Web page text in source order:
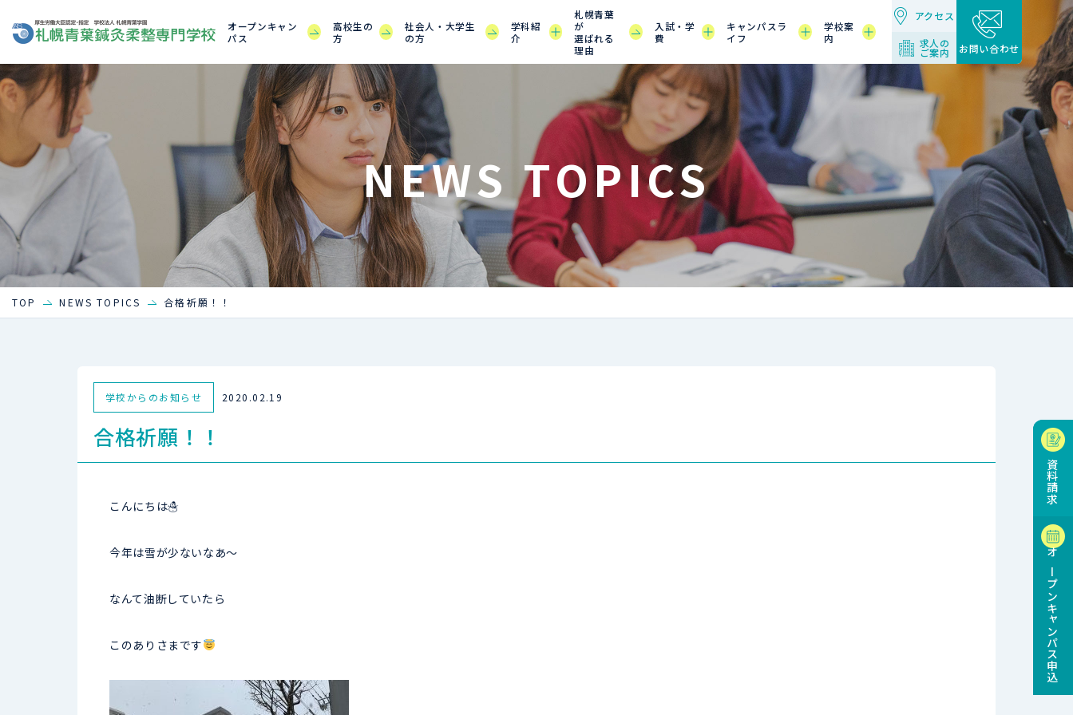
オープンキャン
パス
高校生の
方
社会人・大学生
の方
学科紹
介
札幌青葉
が
選ばれる
理由
入試・学
費
キャンパスラ
イフ
学校案
内
アクセス
求人の
ご案内 お問い合わせ
資料請求
オープンキャンパス申込
NEWS TOPICS
TOP NEWS TOPICS 合格祈願！！
学校からのお知らせ 2020.02.19
合格祈願！！
こんにちは☃
今年は雪が少ないなあ～
なんて油断していたら
このありさまです